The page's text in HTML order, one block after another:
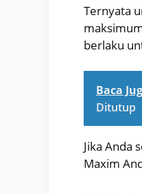
Ternyata
berlaku
Baca
Ditutup
Jika Anda
Maxim